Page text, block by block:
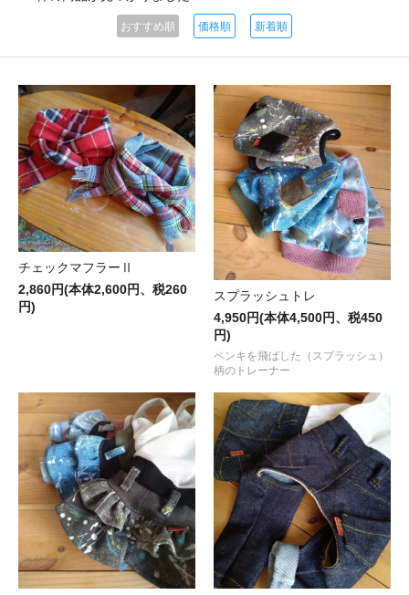
おすすめ順 価格順 新着順
チェックマフラーⅡ
2,860円(本体2,600円、税260
円)
スプラッシュトレ
4,950円(本体4,500円、税450
円)
ペンキを飛ばした（スプラッシュ）
柄のトレーナー